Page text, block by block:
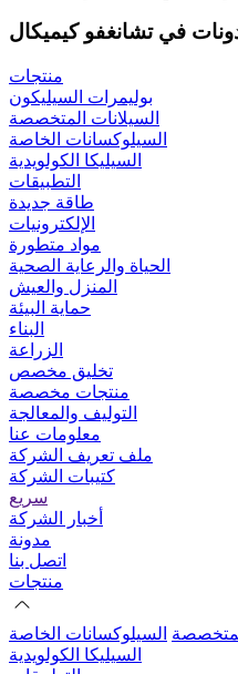
في تشانغفو كيميكال
منتجات
بوليمرات السيليكون
السيلانات المتخصصة
السيلوكسانات الخاصة
السيليكا الكولويدية
التطبيقات
طاقة جديدة
الإلكترونيات
مواد متطورة
الحياة والرعاية الصحية
المنزل والعيش
حماية البيئة
البناء
الزراعة
تخليق مخصص
منتجات مخصصة
التوليف والمعالجة
معلومات عنا
ملف تعريف الشركة
كتيبات الشركة
سريع
أخبار الشركة
مدونة
اتصل بنا
منتجات
السيلوكسانات الخاصة
السيليكا الكولويدية